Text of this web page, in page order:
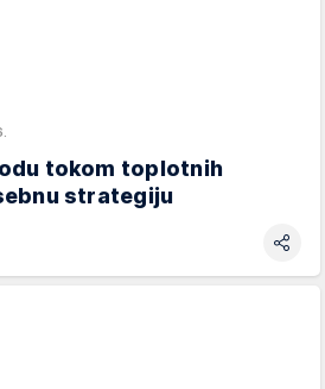
tokom toplotnih
strategiju